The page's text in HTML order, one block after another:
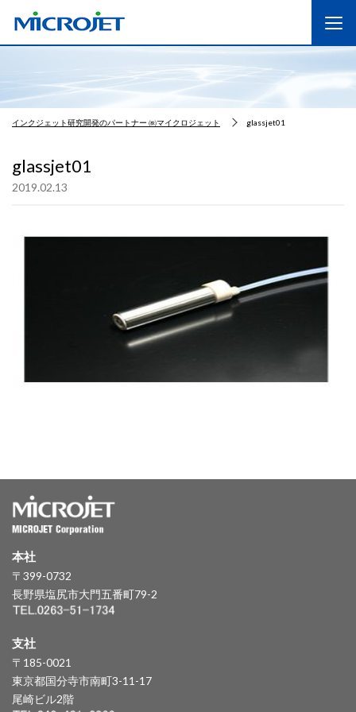
インクジェット研究開発のパートナー ㈱マイクロジェット glassjet01
glassjet01
2019.02.13
本社
〒399-0732
長野県塩尻市大門五番町79-2
支社
〒185-0021
東京都国分寺市南町3-11-17
尾崎ビル2階